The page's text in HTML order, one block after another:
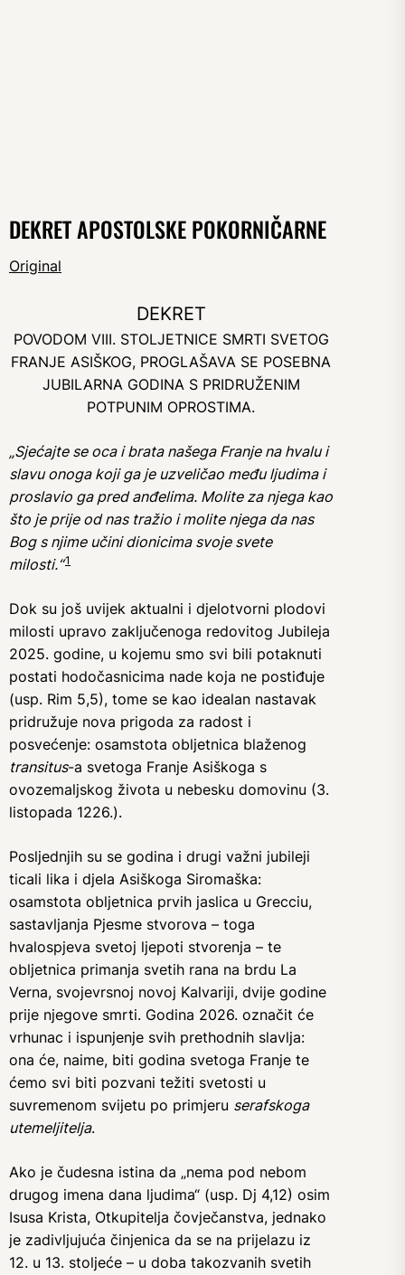
DEKRET APOSTOLSKE POKORNIČARNE
Original
DEKRET
POVODOM VIII. STOLJETNICE SMRTI SVETOG
FRANJE ASIŠKOG, PROGLAŠAVA SE POSEBNA
JUBILARNA GODINA S PRIDRUŽENIM
POTPUNIM OPROSTIMA.
„Sjećajte se oca i brata našega Franje na hvalu i
slavu onoga koji ga je uzveličao među ljudima i
proslavio ga pred anđelima. Molite za njega kao
što je prije od nas tražio i molite njega da nas
Bog s njime učini dionicima svoje svete
milosti.“1
Dok su još uvijek aktualni i djelotvorni plodovi
milosti upravo zaključenoga redovitog Jubileja
2025. godine, u kojemu smo svi bili potaknuti
postati hodočasnicima nade koja ne postiđuje
(usp. Rim 5,5), tome se kao idealan nastavak
pridružuje nova prigoda za radost i
posvećenje: osamstota obljetnica blaženog
transitus-a svetoga Franje Asiškoga s
ovozemaljskog života u nebesku domovinu (3.
listopada 1226.).
Posljednjih su se godina i drugi važni jubileji
ticali lika i djela Asiškoga Siromaška:
osamstota obljetnica prvih jaslica u Grecciu,
sastavljanja Pjesme stvorova – toga
hvalospjeva svetoj ljepoti stvorenja – te
obljetnica primanja svetih rana na brdu La
Verna, svojevrsnoj novoj Kalvariji, dvije godine
prije njegove smrti. Godina 2026. označit će
vrhunac i ispunjenje svih prethodnih slavlja:
ona će, naime, biti godina svetoga Franje te
ćemo svi biti pozvani težiti svetosti u
suvremenom svijetu po primjeru serafskoga
utemeljitelja.
Ako je čudesna istina da „nema pod nebom
drugog imena dana ljudima“ (usp. Dj 4,12) osim
Isusa Krista, Otkupitelja čovječanstva, jednako
je zadivljujuća činjenica da se na prijelazu iz
12. u 13. stoljeće – u doba takozvanih svetih